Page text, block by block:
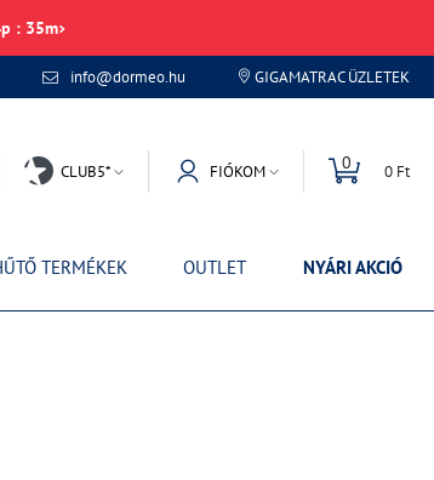
p : 35m
info@dormeo.hu GIGAMATRAC ÜZLETEK
CLUB5* FIÓKOM 0 0 Ft
TERMÉKEK OUTLET NYÁRI AKCIÓ